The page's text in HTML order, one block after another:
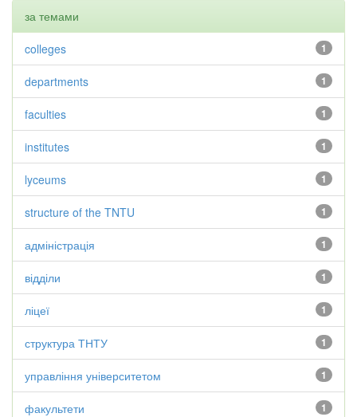
за темами
1
colleges
1
departments
1
faculties
1
institutes
1
lyceums
1
structure of the TNTU
1
адміністрація
1
відділи
1
ліцеї
1
структура ТНТУ
1
управління університетом
1
факультети